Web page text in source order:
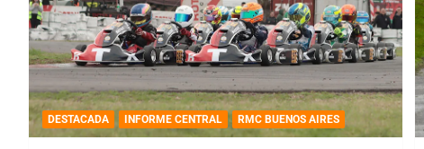
DESTACADA INFORME CENTRAL RMC BUENOS AIRES